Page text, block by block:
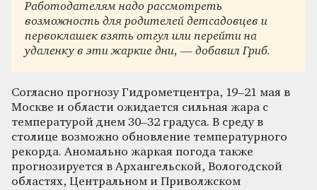
Работодателям надо рассмотреть
возможность для родителей детсадовцев и
первоклашек взять отгул или перейти на
удаленку в эти жаркие дни, — добавил Гриб.
Согласно прогнозу Гидрометцентра, 19–21 мая в
Москве и области ожидается сильная жара с
температурой днем 30–32 градуса. В среду в
столице возможно обновление температурного
рекорда. Аномально жаркая погода также
прогнозируется в Архангельской, Вологодской
областях, Центральном и Приволжском